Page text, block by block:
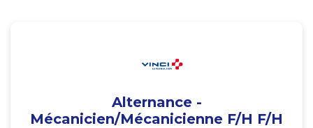
Alternance -
Mécanicien/Mécanicienne F/H F/H